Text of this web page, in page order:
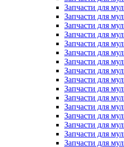
Запчасти для
Запчасти для
Запчасти для
Запчасти для
Запчасти для
Запчасти для
Запчасти для
Запчасти для
Запчасти для
Запчасти для
Запчасти для
Запчасти для
Запчасти для
Запчасти для
Запчасти для
Запчасти для